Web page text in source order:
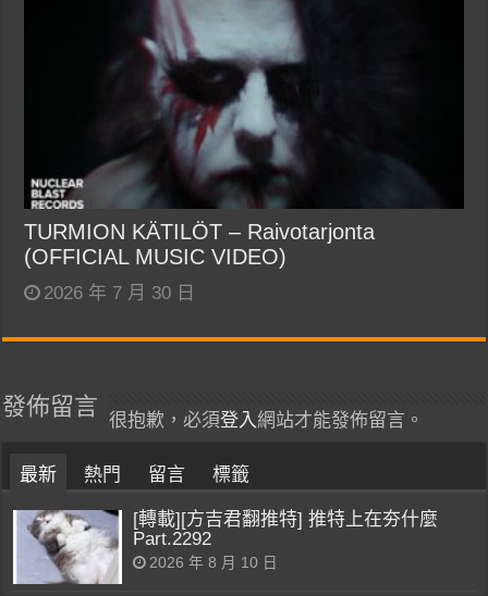
TURMION KÄTILÖT – Raivotarjonta
(OFFICIAL MUSIC VIDEO)
2026 年 7 月 30 日
發佈留言
很抱歉，必須登入網站才能發佈留言。
最新 熱門 留言 標籤
[轉載][方吉君翻推特] 推特上在夯什麼
Part.2292
2026 年 8 月 10 日